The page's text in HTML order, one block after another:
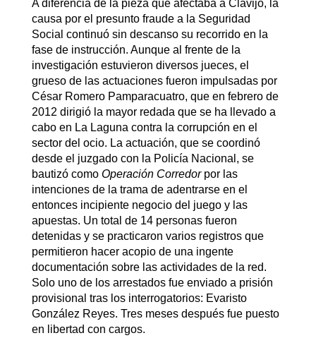
A diferencia de la pieza que afectaba a Clavijo, la
causa por el presunto fraude a la Seguridad
Social continuó sin descanso su recorrido en la
fase de instrucción. Aunque al frente de la
investigación estuvieron diversos jueces, el
grueso de las actuaciones fueron impulsadas por
César Romero Pamparacuatro, que en febrero de
2012 dirigió la mayor redada que se ha llevado a
cabo en La Laguna contra la corrupción en el
sector del ocio. La actuación, que se coordinó
desde el juzgado con la Policía Nacional, se
bautizó como Operación Corredor por las
intenciones de la trama de adentrarse en el
entonces incipiente negocio del juego y las
apuestas. Un total de 14 personas fueron
detenidas y se practicaron varios registros que
permitieron hacer acopio de una ingente
documentación sobre las actividades de la red.
Solo uno de los arrestados fue enviado a prisión
provisional tras los interrogatorios: Evaristo
González Reyes. Tres meses después fue puesto
en libertad con cargos.